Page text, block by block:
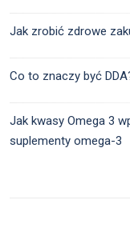
Jak zrobić zdrowe
Co to znaczy być
Jak kwasy Omega 3
suplementy omega-3